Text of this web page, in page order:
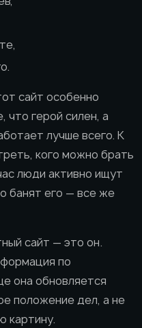
сайт особенно
что герой силен, а
лучше всего. К
кого можно брать
люди активно ищут
банят его — все же
сайт — это он.
по
она обновляется
положение дел, а не
картину.